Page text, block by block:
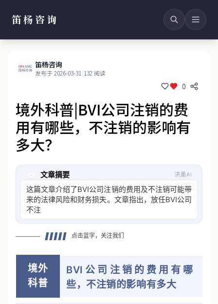
笛杨咨询
笛杨咨询
发布于 2026-03-31/132 阅读
0
境外科普|BVI公司注销的费
用有哪些，不注销的影响有
多大？
文章摘要 洪墨AI
这篇文章介绍了BVI公司注销的费用及不注销可能带
来的法律风险和财务损失。文章指出，放任BVI公司
不注销会导致严重后果，包
点击蓝字，关注我们
境外
科普
BVI公司注销的费用有哪
些，不注销的影响有多大